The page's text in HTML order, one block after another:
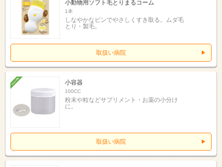
小動物用ソフト毛とりまるコーム
1本
しなやかなピンでやさしくすき取る。ムダ毛
とり・製毛。
取扱い病院
小容器
100CC
粉末や粒などサプリメント・お薬の小分け
に。
取扱い病院